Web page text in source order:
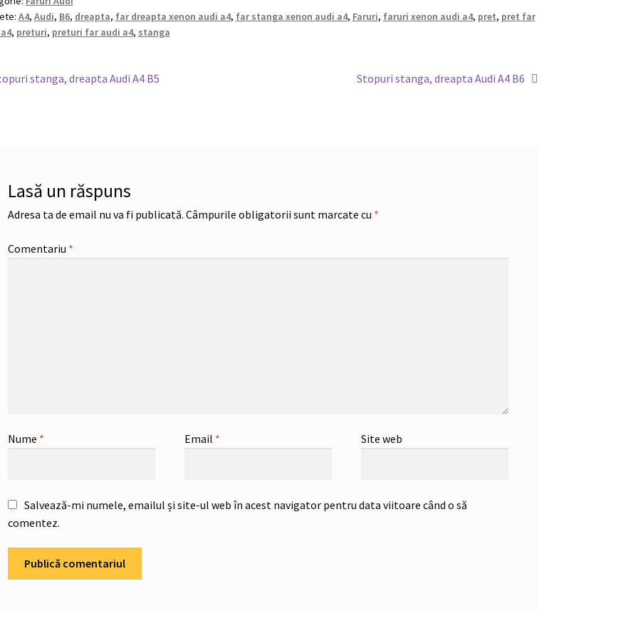
A4, Audi, B6, dreapta, far dreapta xenon audi a4, far stanga xenon audi a4, Faruri, faruri xenon audi a4, pret, pret far
, preturi, preturi far audi a4, stanga
stanga, dreapta Audi A4 B5
Articolul
Stopuri stanga, dreapta Audi A4 B6
Lasă un răspuns
Adresa ta de email nu va fi publicată. Câmpurile obligatorii sunt marcate cu *
Comentariu *
Nume * Email * Site web
Salvează-mi numele, emailul și site-ul web în acest navigator pentru data viitoare când o să
comentez.